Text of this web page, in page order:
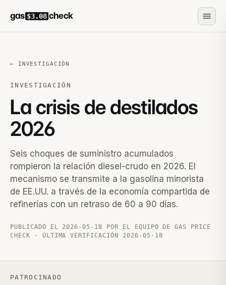
gas $3.08 check
← INVESTIGACIÓN
INVESTIGACIÓN
La crisis de destilados
2026
Seis choques de suministro acumulados
rompieron la relación diesel-crudo en 2026. El
mecanismo se transmite a la gasolina minorista
de EE.UU. a través de la economía compartida de
refinerías con un retraso de 60 a 90 días.
PUBLICADO EL 2026-05-18 POR EL EQUIPO DE GAS PRICE
CHECK · ÚLTIMA VERIFICACIÓN 2026-05-18
PATROCINADO